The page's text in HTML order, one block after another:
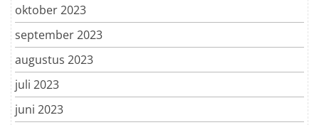
oktober 2023
september 2023
augustus 2023
juli 2023
juni 2023